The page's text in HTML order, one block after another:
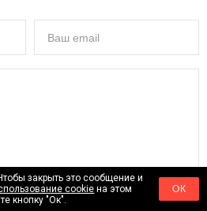
закрыть это сообщение и
cookie на этом
кнопку "Ок".
ОК